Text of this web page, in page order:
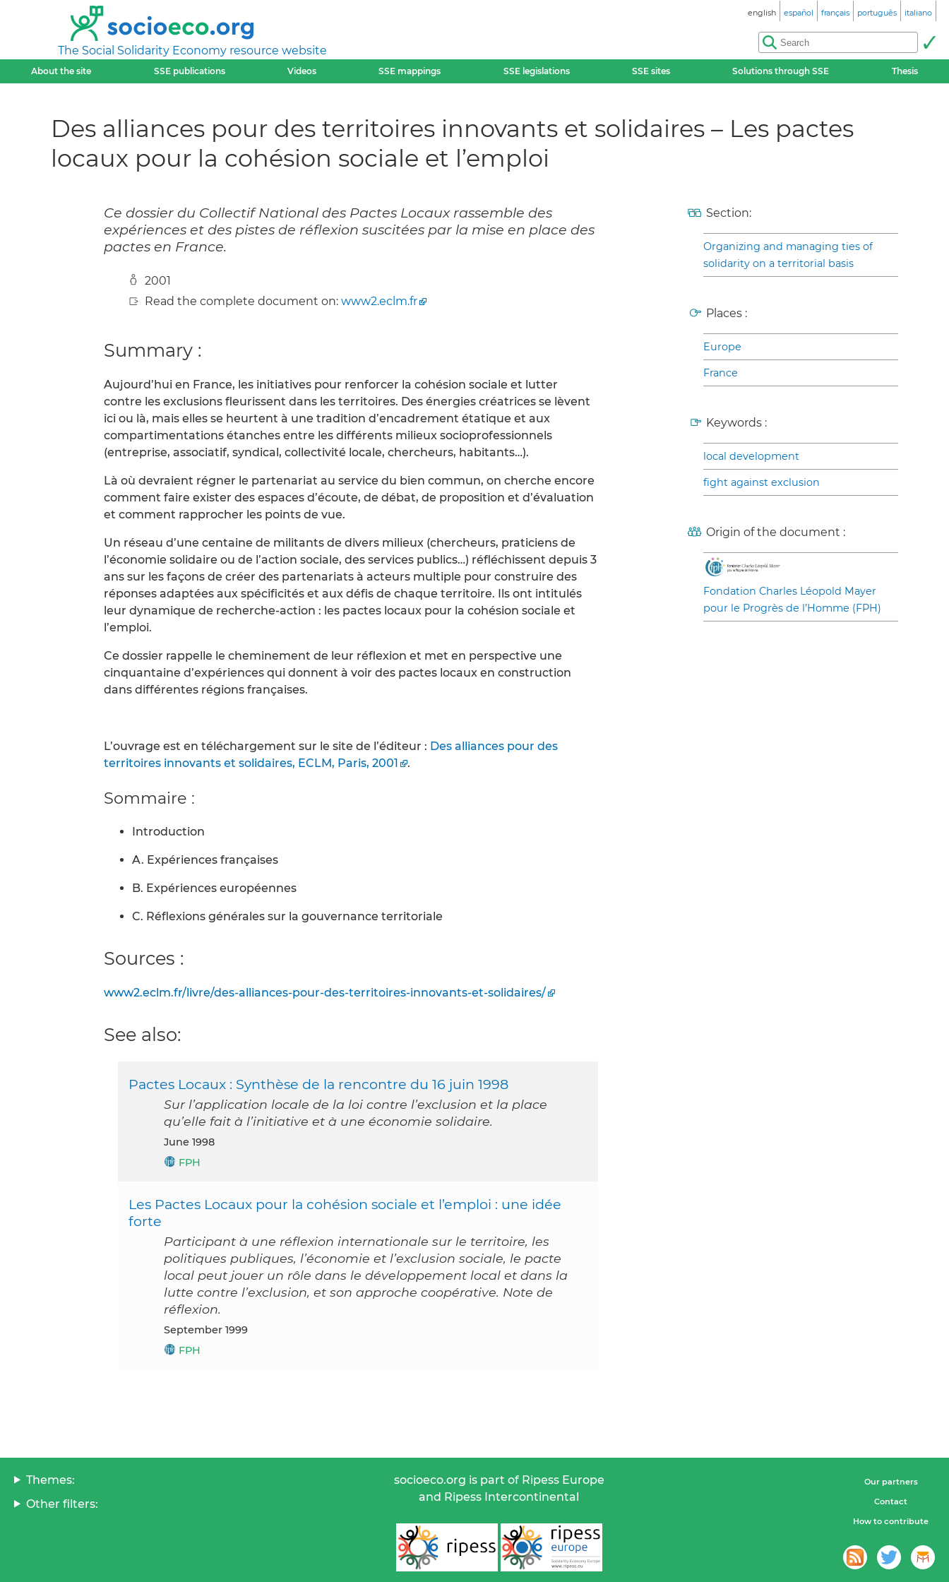
The Social Solidarity Economy resource website
english español français português italiano
About the site SSE publications Videos SSE mappings SSE legislations SSE sites Solutions through SSE Thesis
Des alliances pour des territoires innovants et solidaires – Les pactes
locaux pour la cohésion sociale et l’emploi
Ce dossier du Collectif National des Pactes Locaux rassemble des
expériences et des pistes de réflexion suscitées par la mise en place des
pactes en France.
2001
Read the complete document on: www2.eclm.fr
Summary :
Aujourd’hui en France, les initiatives pour renforcer la cohésion sociale et lutter
contre les exclusions fleurissent dans les territoires. Des énergies créatrices se lèvent
ici ou là, mais elles se heurtent à une tradition d’encadrement étatique et aux
compartimentations étanches entre les différents milieux socioprofessionnels
(entreprise, associatif, syndical, collectivité locale, chercheurs, habitants…).
Là où devraient régner le partenariat au service du bien commun, on cherche encore
comment faire exister des espaces d’écoute, de débat, de proposition et d’évaluation
et comment rapprocher les points de vue.
Un réseau d’une centaine de militants de divers milieux (chercheurs, praticiens de
l’économie solidaire ou de l’action sociale, des services publics…) réfléchissent depuis 3
ans sur les façons de créer des partenariats à acteurs multiple pour construire des
réponses adaptées aux spécificités et aux défis de chaque territoire. Ils ont intitulés
leur dynamique de recherche-action : les pactes locaux pour la cohésion sociale et
l’emploi.
Ce dossier rappelle le cheminement de leur réflexion et met en perspective une
cinquantaine d’expériences qui donnent à voir des pactes locaux en construction
dans différentes régions françaises.
L’ouvrage est en téléchargement sur le site de l’éditeur : Des alliances pour des
territoires innovants et solidaires, ECLM, Paris, 2001
.
Sommaire :
Introduction
A. Expériences françaises
B. Expériences européennes
C. Réflexions générales sur la gouvernance territoriale
Sources :
www2.eclm.fr/livre/des-alliances-pour-des-territoires-innovants-et-solidaires/
See also:
Pactes Locaux : Synthèse de la rencontre du 16 juin 1998
Sur l’application locale de la loi contre l’exclusion et la place
qu’elle fait à l’initiative et à une économie solidaire.
June 1998
FPH
Les Pactes Locaux pour la cohésion sociale et l’emploi : une idée
forte
Participant à une réflexion internationale sur le territoire, les
politiques publiques, l’économie et l’exclusion sociale, le pacte
local peut jouer un rôle dans le développement local et dans la
lutte contre l’exclusion, et son approche coopérative. Note de
réflexion.
September 1999
FPH
Section:
Organizing and managing ties of
solidarity on a territorial basis
Places :
Europe
France
Keywords :
local development
fight against exclusion
Origin of the document :
Fondation Charles Léopold Mayer
pour le Progrès de l’Homme (FPH)
Themes:
Other filters:
socioeco.org is part of Ripess Europe
and Ripess Intercontinental
Our partners
Contact
How to contribute